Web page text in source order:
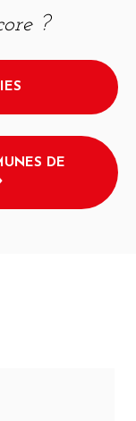
?
DE